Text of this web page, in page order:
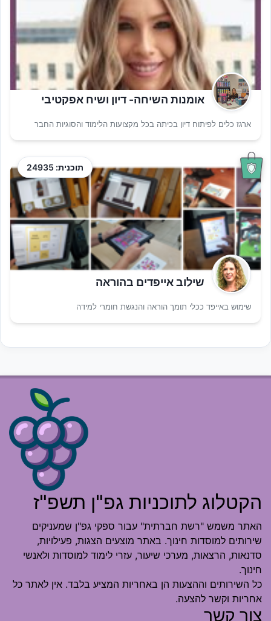
אומנות השיחה- דיון ושיח אפקטיבי
ארגז כלים לפיתוח דיון בכיתה בכל מקצועות הלימוד והסוגיות החבר
תוכנית: 24935
שילוב אייפדים בהוראה
שימוש באייפד ככלי תומך הוראה והנגשת חומרי למידה
הקטלוג לתוכניות גפ"ן תשפ"ז
האתר משמש "רשת חברתית" עבור ספקי גפ"ן שמעניקים
שירותים למוסדות חינוך. באתר מוצעים הצגות, פעילויות,
סדנאות, הרצאות, מערכי שיעור, עזרי לימוד למוסדות ולאנשי
חינוך.
כל השירותים וההצעות הן באחריות המציע בלבד. אין לאתר כל
אחריות וקשר להצעה.
צור קשר